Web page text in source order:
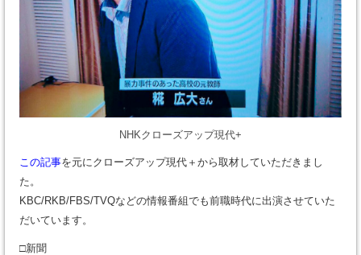
NHKクローズアップ現代+
この記事を元にクローズアップ現代＋から取材していただきまし
た。
KBC/RKB/FBS/TVQなどの情報番組でも前職時代に出演させていた
だいています。
□新聞